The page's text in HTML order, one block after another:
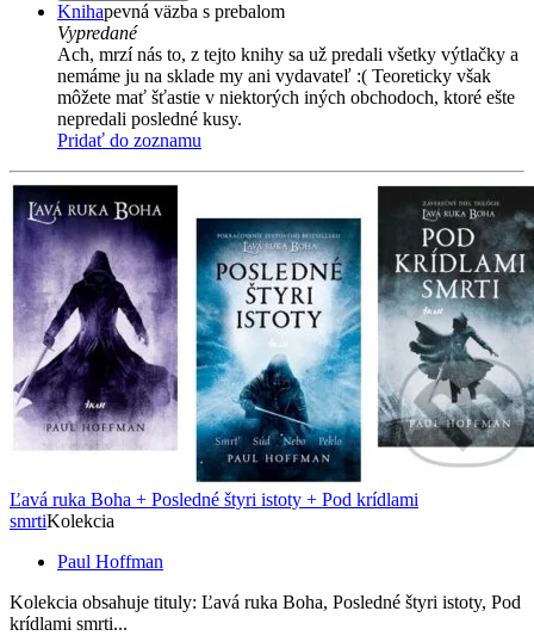
Knihapevná väzba s prebalom
Vypredané
Ach, mrzí nás to, z tejto knihy sa už predali všetky výtlačky a
nemáme ju na sklade my ani vydavateľ :( Teoreticky však
môžete mať šťastie v niektorých iných obchodoch, ktoré ešte
nepredali posledné kusy.
Pridať do zoznamu
Ľavá ruka Boha + Posledné štyri istoty + Pod krídlami
smrtiKolekcia
Paul Hoffman
Kolekcia obsahuje tituly: Ľavá ruka Boha, Posledné štyri istoty, Pod
krídlami smrti...